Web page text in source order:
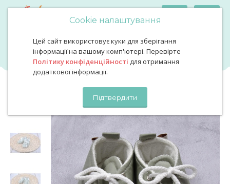
Cookie налаштування
Цей сайт використовує куки для зберігання
інформації на вашому комп'ютері. Перевірте
Політику конфіденційності для отримання
додаткової інформації.
Підтвердити
Пінетки бавовняні хакі
Пінетки бавовняні хакі